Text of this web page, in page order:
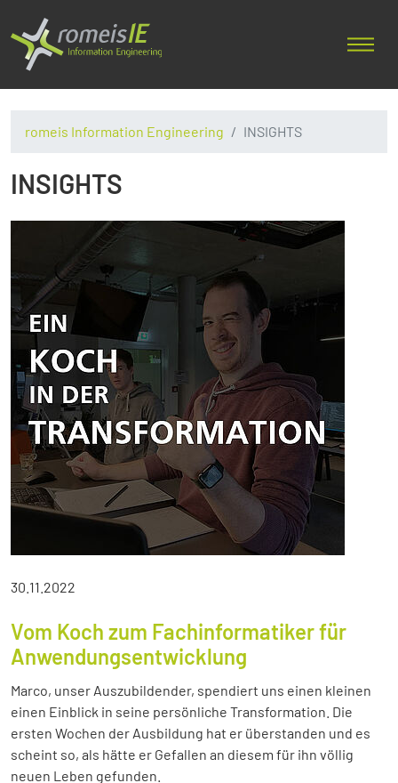
romeis Information Engineering INSIGHTS
INSIGHTS
30.11.2022
Vom Koch zum Fachinformatiker für
Anwendungsentwicklung
Marco, unser Auszubildender, spendiert uns einen kleinen
einen Einblick in seine persönliche Transformation. Die
ersten Wochen der Ausbildung hat er überstanden und es
scheint so, als hätte er Gefallen an diesem für ihn völlig
neuen Leben gefunden.